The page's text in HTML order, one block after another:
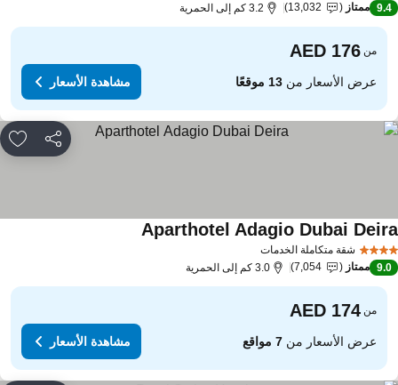
9.4 ممتاز 13,032 3.2 كم إلى الحمرية
من
عرض الأسعار من13 موقعًا مشاهدة الأسعار
مشاركة
شقة متكاملة الخدمات
Aparthotel Adagio Dubai مشاهدة الأسعار
9.0 ممتاز 7,054 3.0 كم إلى الحمرية
من
عرض الأسعار من7 مواقع مشاهدة الأسعار